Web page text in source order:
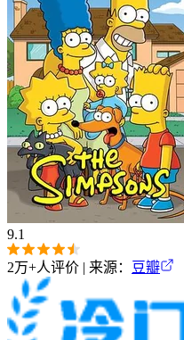
9.1
2万+人评价 | 来源： 豆瓣